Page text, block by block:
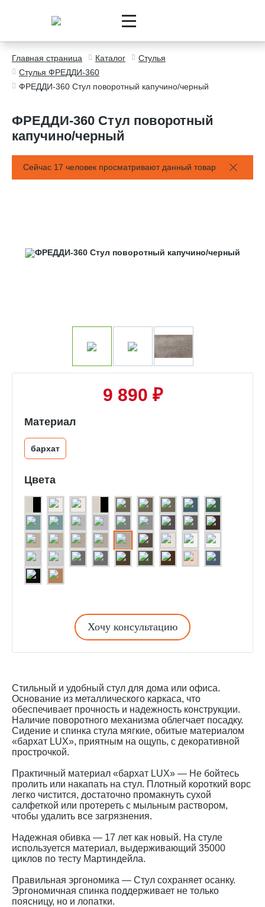
Главная страница Каталог
Стулья
Стулья ФРЕДДИ-360
ФРЕДДИ-360 Стул поворотный капучино/черный
ФРЕДДИ-360 Стул поворотный
капучино/черный
Сейчас 17 человек просматривают данный товар
9 890 ₽
Материал
бархат
Цвета
Хочу консультацию
Стильный и удобный стул для дома или офиса.
Основание из металлического каркаса, что
обеспечивает прочность и надежность конструкции.
Наличие поворотного механизма облегчает посадку.
Сидение и спинка стула мягкие, обитые материалом
«бархат LUX», приятным на ощупь, с декоративной
прострочкой.
Практичный материал «бархат LUX» — Не бойтесь
пролить или накапать на стул. Плотный короткий ворс
легко чистится, достаточно промакнуть сухой
салфеткой или протереть с мыльным раствором,
чтобы удалить все загрязнения.
Надежная обивка — 17 лет как новый. На стуле
используется материал, выдерживающий 35000
циклов по тесту Мартиндейла.
Правильная эргономика — Стул сохраняет осанку.
Эргономичная спинка поддерживает не только
поясницу, но и лопатки.